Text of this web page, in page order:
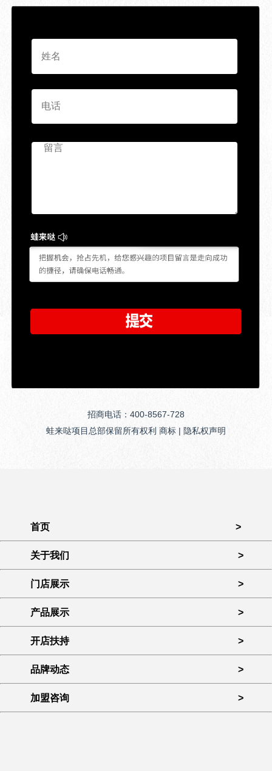
招商电话：400-8567-728
蛙来哒项目总部保留所有权利 商标 | 隐私权声明
首页 >
关于我们 >
门店展示 >
产品展示 >
开店扶持 >
品牌动态 >
加盟咨询 >